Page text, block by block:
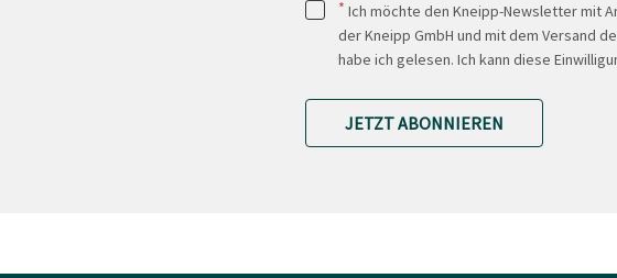
* Ich möchte den Kneipp-Newsletter mit
der Kneipp GmbH und mit dem Versand
habe ich gelesen. Ich kann diese
JETZT ABONNIEREN